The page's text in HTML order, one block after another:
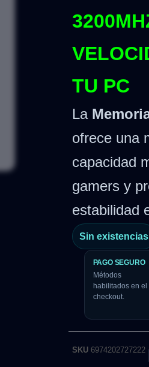
TU PC
La
ofrece una
capacidad
gamers y
estabilidad
Sin existencias
PAGO SEGURO
Métodos
habilitados en el
checkout.
SKU 6974202727222